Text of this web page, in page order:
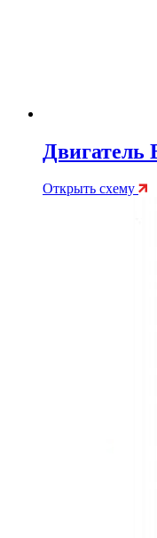
Двигатель
Открыть схему